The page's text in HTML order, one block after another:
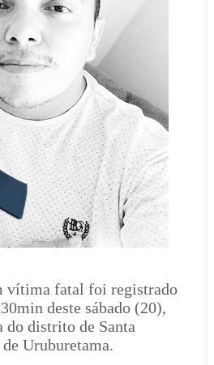
vítima fatal foi registrado
deste sábado (20),
do distrito de Santa
Uruburetama.